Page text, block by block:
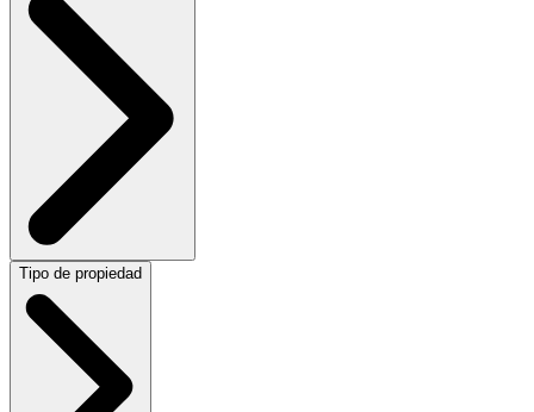
Tipo de propiedad